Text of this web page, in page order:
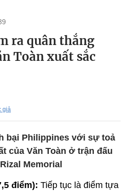
ra quân thắng
Toàn xuất sắc
giả
bại Philippines với sự toả
của Văn Toàn ở trận đấu
Memorial
điểm): Tiếp tục là điểm tựa